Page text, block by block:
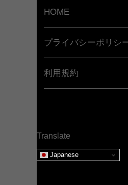
HOME
プライバシーポリシ
利用規約
Translate
Japanese